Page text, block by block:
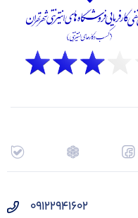
۰۹۱۲۲۹۴۱۶۰۲